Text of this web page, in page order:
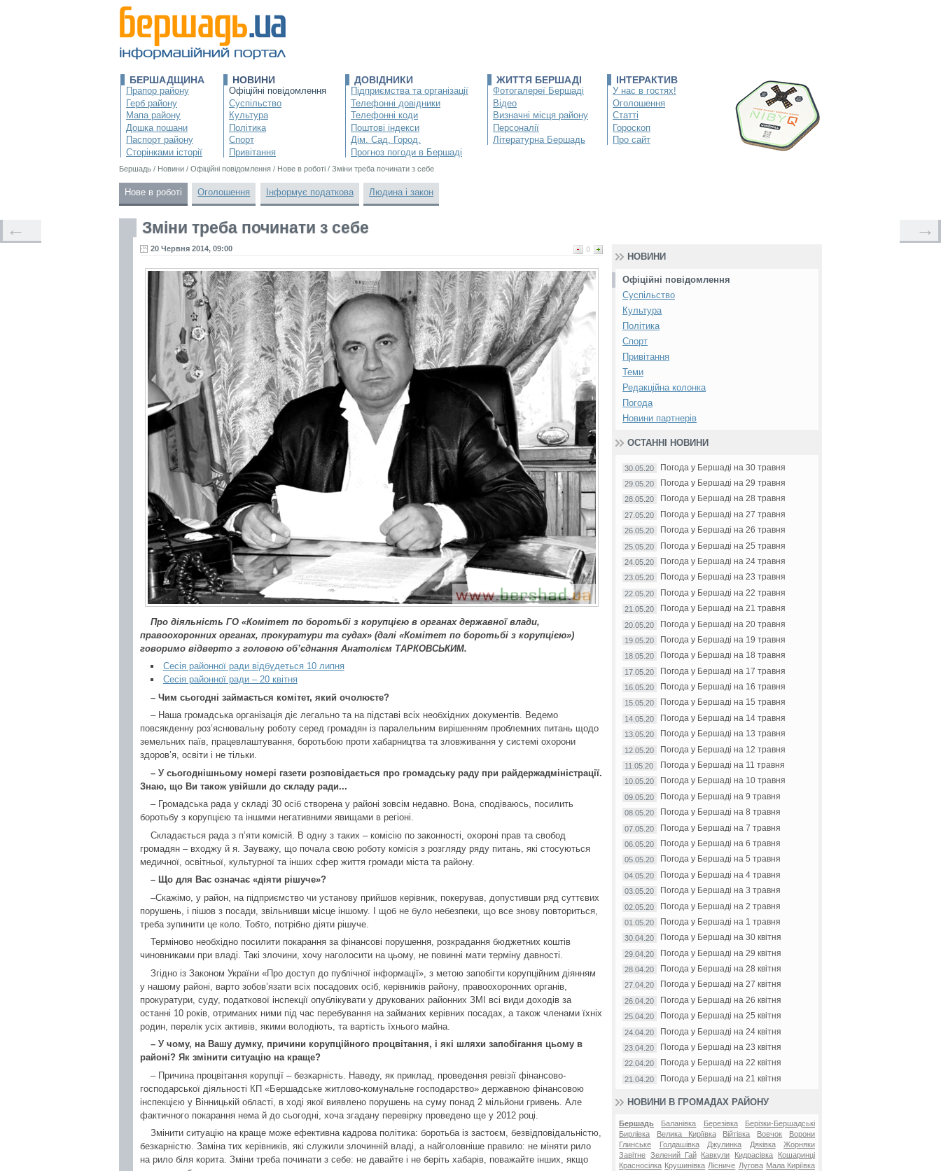
БЕРШАДЩИНА
Прапор району
Герб району
Мапа району
Дошка пошани
Паспорт району
Сторінками історії
НОВИНИ
Офіційні повідомлення
Суспільство
Культура
Політика
Спорт
Привітання
ДОВІДНИКИ
Підприємства та організації
Телефонні довідники
Телефонні коди
Поштові індекси
Дім. Сад. Город.
Прогноз погоди в Бершаді
ЖИТТЯ БЕРШАДІ
Фотогалереї Бершаді
Відео
Визначні місця району
Персоналії
Літературна Бершадь
ІНТЕРАКТИВ
У нас в гостях!
Оголошення
Статті
Гороскоп
Про сайт
Бершадь / Новини / Офіційні повідомлення / Нове в роботі / Зміни треба починати з себе
Нове в роботі Оголошення Інформує податкова Людина і закон
Зміни треба починати з себе
0
20 Червня 2014, 09:00
Про діяльність ГО «Комітет по боротьбі з корупцією в органах державної влади,
правоохоронних органах, прокуратури та судах» (далі «Комітет по боротьбі з корупцією»)
говоримо відверто з головою об’єднання Анатолієм ТАРКОВСЬКИМ.
Сесія районної ради відбудеться 10 липня
Сесія районної ради – 20 квітня
– Чим сьогодні займається комітет, який очолюєте?
– Наша громадська організація діє легально та на підставі всіх необхідних документів. Ведемо
повсякденну роз’яснювальну роботу серед громадян із паралельним вирішенням проблемних питань щодо
земельних паїв, працевлаштування, боротьбою проти хабарництва та зловживання у системі охорони
здоров’я, освіти і не тільки.
– У сьогоднішньому номері газети розповідається про громадську раду при райдержадміністрації.
Знаю, що Ви також увійшли до складу ради...
– Громадська рада у складі 30 осіб створена у районі зовсім недавно. Вона, сподіваюсь, посилить
боротьбу з корупцією та іншими негативними явищами в регіоні.
Складається рада з п’яти комісій. В одну з таких – комісію по законності, охороні прав та свобод
громадян – входжу й я. Зауважу, що почала свою роботу комісія з розгляду ряду питань, які стосуються
медичної, освітньої, культурної та інших сфер життя громади міста та району.
– Що для Вас означає «діяти рішуче»?
–Скажімо, у район, на підприємство чи установу прийшов керівник, покерував, допустивши ряд суттєвих
порушень, і пішов з посади, звільнивши місце іншому. І щоб не було небезпеки, що все знову повториться,
треба зупинити це коло. Тобто, потрібно діяти рішуче.
Терміново необхідно посилити покарання за фінансові порушення, розкрадання бюджетних коштів
чиновниками при владі. Такі злочини, хочу наголосити на цьому, не повинні мати терміну давності.
Згідно із Законом України «Про доступ до публічної інформації», з метою запобігти корупційним діянням
у нашому районі, варто зобов’язати всіх посадових осіб, керівників району, правоохоронних органів,
прокуратури, суду, податкової інспекції опублікувати у друкованих районних ЗМІ всі види доходів за
останні 10 років, отриманих ними під час перебування на займаних керівних посадах, а також членами їхніх
родин, перелік усіх активів, якими володіють, та вартість їхнього майна.
– У чому, на Вашу думку, причини корупційного процвітання, і які шляхи запобігання цьому в
районі? Як змінити ситуацію на краще?
– Причина процвітання корупції – безкарність. Наведу, як приклад, проведення ревізії фінансово-
господарської діяльності КП «Бершадське житлово-комунальне господарство» державною фінансовою
інспекцією у Вінницькій області, в ході якої виявлено порушень на суму понад 2 мільйони гривень. Але
фактичного покарання нема й до сьогодні, хоча згадану перевірку проведено ще у 2012 році.
Змінити ситуацію на краще може ефективна кадрова політика: боротьба із застоєм, безвідповідальністю,
безкарністю. Заміна тих керівників, які служили злочинній владі, а найголовніше правило: не міняти рило
на рило біля корита. Зміни треба починати з себе: не давайте і не беріть хабарів, поважайте інших, якщо
← →
НОВИНИ
Офіційні повідомлення
Суспільство
Культура
Політика
Спорт
Привітання
Теми
Редакційна колонка
Погода
Новини партнерів
ОСТАННІ НОВИНИ
30.05.20 Погода у Бершаді на 30 травня
29.05.20 Погода у Бершаді на 29 травня
28.05.20 Погода у Бершаді на 28 травня
27.05.20 Погода у Бершаді на 27 травня
26.05.20 Погода у Бершаді на 26 травня
25.05.20 Погода у Бершаді на 25 травня
24.05.20 Погода у Бершаді на 24 травня
23.05.20 Погода у Бершаді на 23 травня
22.05.20 Погода у Бершаді на 22 травня
21.05.20 Погода у Бершаді на 21 травня
20.05.20 Погода у Бершаді на 20 травня
19.05.20 Погода у Бершаді на 19 травня
18.05.20 Погода у Бершаді на 18 травня
17.05.20 Погода у Бершаді на 17 травня
16.05.20 Погода у Бершаді на 16 травня
15.05.20 Погода у Бершаді на 15 травня
14.05.20 Погода у Бершаді на 14 травня
13.05.20 Погода у Бершаді на 13 травня
12.05.20 Погода у Бершаді на 12 травня
11.05.20 Погода у Бершаді на 11 травня
10.05.20 Погода у Бершаді на 10 травня
09.05.20 Погода у Бершаді на 9 травня
08.05.20 Погода у Бершаді на 8 травня
07.05.20 Погода у Бершаді на 7 травня
06.05.20 Погода у Бершаді на 6 травня
05.05.20 Погода у Бершаді на 5 травня
04.05.20 Погода у Бершаді на 4 травня
03.05.20 Погода у Бершаді на 3 травня
02.05.20 Погода у Бершаді на 2 травня
01.05.20 Погода у Бершаді на 1 травня
30.04.20 Погода у Бершаді на 30 квітня
29.04.20 Погода у Бершаді на 29 квітня
28.04.20 Погода у Бершаді на 28 квітня
27.04.20 Погода у Бершаді на 27 квітня
26.04.20 Погода у Бершаді на 26 квітня
25.04.20 Погода у Бершаді на 25 квітня
24.04.20 Погода у Бершаді на 24 квітня
23.04.20 Погода у Бершаді на 23 квітня
22.04.20 Погода у Бершаді на 22 квітня
21.04.20 Погода у Бершаді на 21 квітня
НОВИНИ В ГРОМАДАХ РАЙОНУ
Бершадь Баланівка Березівка
Берізки-Бершадські
Бирлівка
Велика Киріївка Війтівка Вовчок
Ворони
Глинське
Голдашівка Джулинка Дяківка
Жорняки
Завітне Зелений Гай Кавкули Кидрасівка
Кошаринці
Красносілка Крушинівка Лісниче Лугова Мала Киріївка